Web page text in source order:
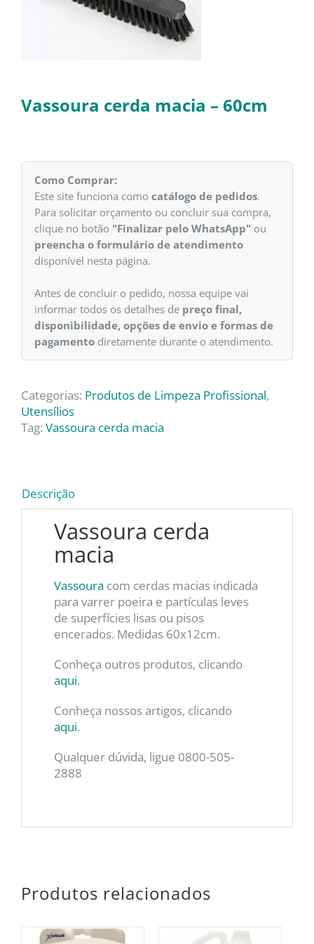
Vassoura cerda macia – 60cm
Como Comprar:
Este site funciona como catálogo de pedidos.
Para solicitar orçamento ou concluir sua compra,
clique no botão "Finalizar pelo WhatsApp" ou
preencha o formulário de atendimento
disponível nesta página.
Antes de concluir o pedido, nossa equipe vai
informar todos os detalhes de preço final,
disponibilidade, opções de envio e formas de
pagamento diretamente durante o atendimento.
Categorias: Produtos de Limpeza Profissional,
Utensílios
Tag: Vassoura cerda macia
Descrição
Vassoura cerda
macia
Vassoura com cerdas macias indicada
para varrer poeira e partículas leves
de superfícies lisas ou pisos
encerados. Medidas 60x12cm.
Conheça outros produtos, clicando
aqui.
Conheça nossos artigos, clicando
aqui.
Qualquer dúvida, ligue 0800-505-
2888
Produtos relacionados